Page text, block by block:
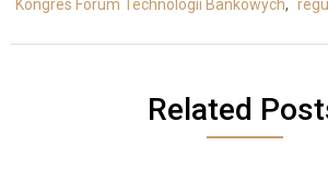
Kongres Forum Technologii Bankowych,
Related